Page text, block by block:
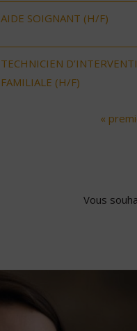
AIDE SOIGNANT (H/F)
TECHNICIEN
FAMILIALE (H/F)
«
Vous